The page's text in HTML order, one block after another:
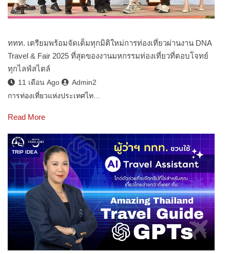
ททท. เตรียมพร้อมจัดเต็มทุกมิติใหม่การท่องเที่ยวผ่านงาน DNA
Travel & Fair 2025 ที่สุดของงานมหกรรมท่องเที่ยวที่ตอบโจทย์
ทุกไลฟ์สไตล์
11 เดือน Ago
Admin2
การท่องเที่ยวแห่งประเทศไท…
Read More
TRIP IDEA